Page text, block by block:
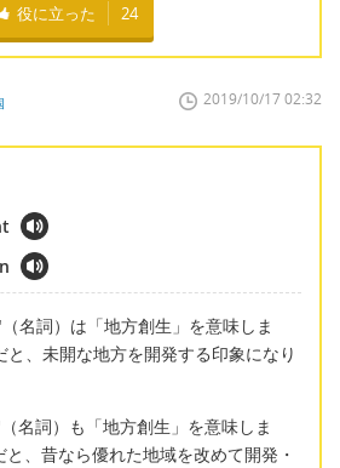
役に立った 24
2019/10/17 02:32
名詞）は「地方創生」を意味しま
、未開な地方を開発する印象になり
詞）も「地方創生」を意味しま
、昔なら優れた地域を改めて開発・